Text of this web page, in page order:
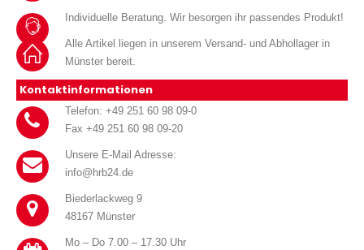
Individuelle Beratung. Wir besorgen ihr passendes Produkt!
Alle Artikel liegen in unserem Versand- und Abhollager in
Münster bereit.
Kontaktinformationen
Telefon: +49 251 60 98 09-0
Fax +49 251 60 98 09-20
Unsere E-Mail Adresse:
info@hrb24.de
Biederlackweg 9
48167 Münster
Mo – Do 7.00 – 17.30 Uhr